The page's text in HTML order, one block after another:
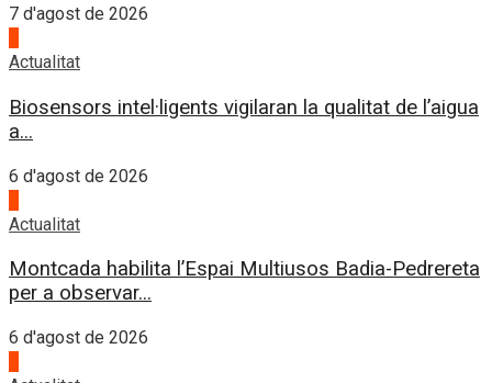
7 d'agost de 2026
Actualitat
Biosensors intel·ligents vigilaran la qualitat de l’aigua
a...
6 d'agost de 2026
Actualitat
Montcada habilita l’Espai Multiusos Badia-Pedrereta
per a observar...
6 d'agost de 2026